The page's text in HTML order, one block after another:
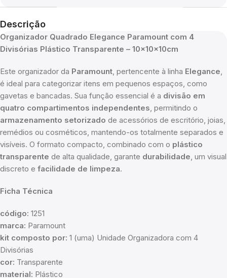
Descrição
Organizador Quadrado Elegance Paramount com 4
Divisórias Plástico Transparente – 10x10x10cm
Este organizador da Paramount, pertencente à linha Elegance,
é ideal para categorizar itens em pequenos espaços, como
gavetas e bancadas. Sua função essencial é a divisão em
quatro compartimentos independentes, permitindo o
armazenamento setorizado de acessórios de escritório, joias,
remédios ou cosméticos, mantendo-os totalmente separados e
visíveis. O formato compacto, combinado com o plástico
transparente de alta qualidade, garante durabilidade, um visual
discreto e facilidade de limpeza.
Ficha Técnica
código: 1251
marca: Paramount
kit composto por: 1 (uma) Unidade Organizadora com 4
Divisórias
cor: Transparente
material: Plástico